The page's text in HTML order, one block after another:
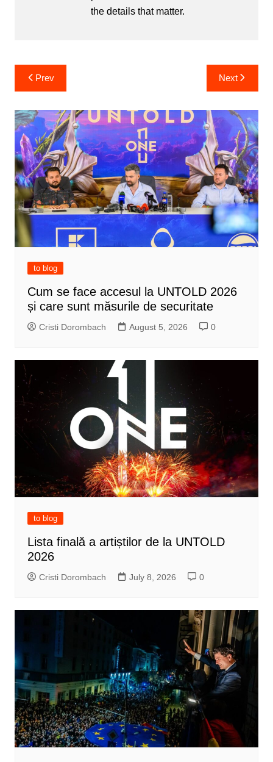
the details that matter.
Post
navigation
Prev Next
to blog
Cum se face accesul la UNTOLD 2026
și care sunt măsurile de securitate
Cristi Dorombach August 5, 2026 0
to blog
Lista finală a artiștilor de la UNTOLD
2026
Cristi Dorombach July 8, 2026 0